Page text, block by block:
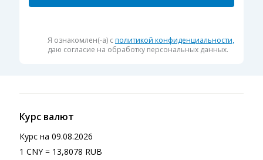
Я ознакомлен(-а) сполитикой конфиденциальности,
даю согласие на обработку персональных данных.
Курс валют
Курс на 09.08.2026
1 CNY = 13,8078 RUB